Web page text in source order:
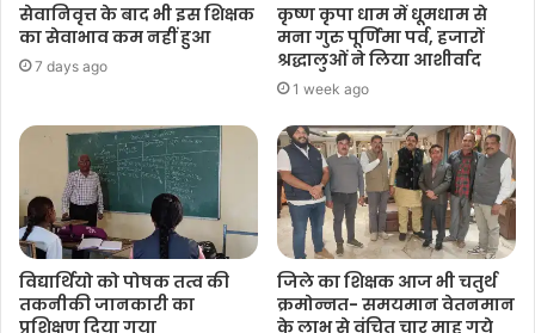
सेवानिवृत्त के बाद भी इस शिक्षक
का सेवाभाव कम नहीं हुआ
7 days ago
कृष्ण कृपा धाम में धूमधाम से
मना गुरु पूर्णिमा पर्व, हजारों
श्रद्धालुओं ने लिया आशीर्वाद
1 week ago
विद्यार्थियो को पोषक तत्व की
तकनीकी जानकारी का
प्रशिक्षण दिया गया
जिले का शिक्षक आज भी चतुर्थ
क्रमोन्नत- समयमान वेतनमान
के लाभ से वंचित चार माह गये